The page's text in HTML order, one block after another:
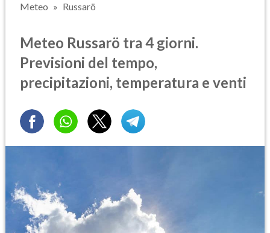
Meteo Russarö
Meteo Russarö tra 4 giorni.
Previsioni del tempo,
precipitazioni, temperatura e venti